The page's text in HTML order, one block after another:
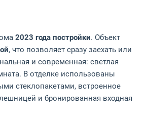
2023 года постройки. Объект
, что позволяет сразу заехать или
и современная: светлая
В отделке использованы
стеклопакетами, встроенное
и бронированная входная